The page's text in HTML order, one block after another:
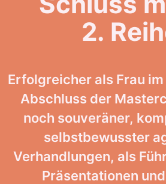
2.
Erfolgreicher als Frau
Abschluss der
noch souveräner,
selbstbewusster
Verhandlungen, als
Präsentationen